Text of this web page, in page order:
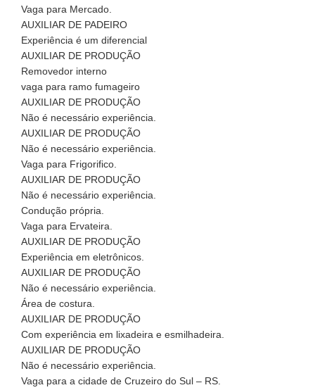
Vaga para Mercado.
AUXILIAR DE PADEIRO
Experiência é um diferencial
AUXILIAR DE PRODUÇÃO
Removedor interno
vaga para ramo fumageiro
AUXILIAR DE PRODUÇÃO
Não é necessário experiência.
AUXILIAR DE PRODUÇÃO
Não é necessário experiência.
Vaga para Frigorifico.
AUXILIAR DE PRODUÇÃO
Não é necessário experiência.
Condução própria.
Vaga para Ervateira.
AUXILIAR DE PRODUÇÃO
Experiência em eletrônicos.
AUXILIAR DE PRODUÇÃO
Não é necessário experiência.
Área de costura.
AUXILIAR DE PRODUÇÃO
Com experiência em lixadeira e esmilhadeira.
AUXILIAR DE PRODUÇÃO
Não é necessário experiência.
Vaga para a cidade de Cruzeiro do Sul – RS.